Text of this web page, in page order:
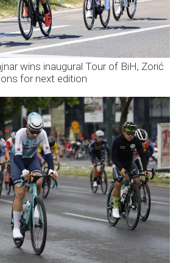
wins inaugural Tour of BiH, Zorić
for next edition